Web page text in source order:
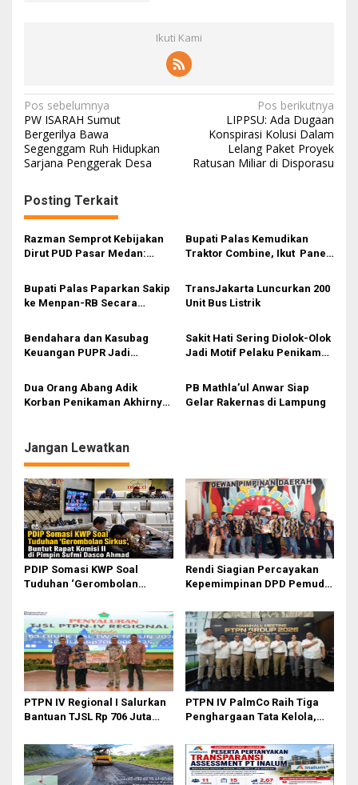
Ikuti Kami
N
a
v
g
a
s
p
o
s
Pos sebelumnya
PW ISARAH Sumut
Bergerilya Bawa
Segenggam Ruh Hidupkan
Sarjana Penggerak Desa
Pos berikutnya
LIPPSU: Ada Dugaan
Konspirasi Kolusi Dalam
Lelang Paket Proyek
Ratusan Miliar di Disporasu
Posting Terkait
Razman Semprot Kebijakan
Dirut PUD Pasar Medan:
Bupati Palas Kemudikan
Traktor Combine, Ikut Panen
Barumun Barat
Bupati Palas Paparkan Sakip
ke Menpan-RB Secara
TransJakarta Luncurkan 200
Unit Bus Listrik
Bendahara dan Kasubag
Keuangan PUPR Jadi
Sakit Hati Sering Diolok-Olok
Jadi Motif Pelaku Penikaman
Dua Orang Abang Adik
Korban Penikaman Akhirnya
PB Mathla’ul Anwar Siap
Gelar Rakernas di Lampung
Jangan Lewatkan
PDIP Somasi KWP Soal
Tuduhan ‘Gerombolan
II Dipimpin Sufmi Dasco
Ahmad
Rendi Siagian Percayakan
Kepemimpinan DPD Pemuda
kepada Josef Sembiring
PTPN IV Regional I Salurkan
Bantuan TJSL Rp 706 Juta
Berkelanjutan
PTPN IV PalmCo Raih Tiga
Penghargaan Tata Kelola,
dan Efisiensi